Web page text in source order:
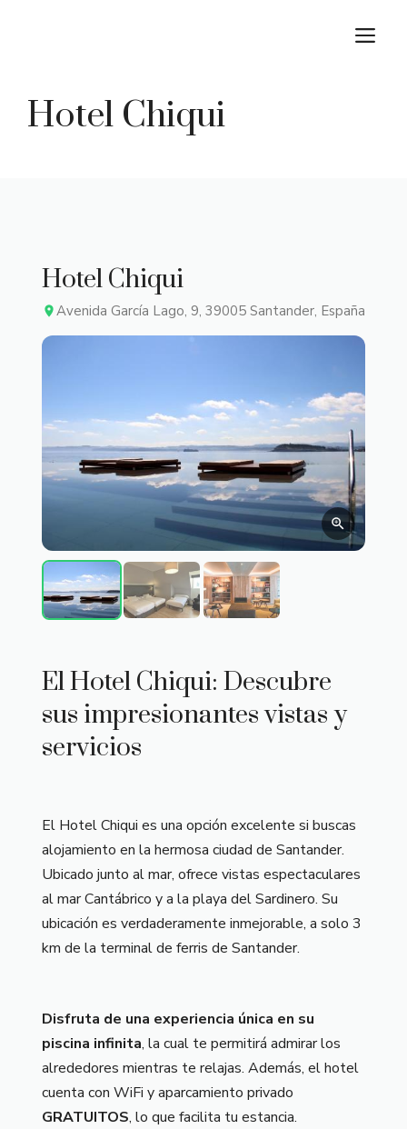
Hotel Chiqui
Hotel Chiqui
Avenida García Lago, 9, 39005 Santander, España
El Hotel Chiqui: Descubre
sus impresionantes vistas y
servicios
El Hotel Chiqui es una opción excelente si buscas
alojamiento en la hermosa ciudad de Santander.
Ubicado junto al mar, ofrece vistas espectaculares
al mar Cantábrico y a la playa del Sardinero. Su
ubicación es verdaderamente inmejorable, a solo 3
km de la terminal de ferris de Santander.
Disfruta de una experiencia única en su
piscina infinita, la cual te permitirá admirar los
alrededores mientras te relajas. Además, el hotel
cuenta con WiFi y aparcamiento privado
GRATUITOS, lo que facilita tu estancia.